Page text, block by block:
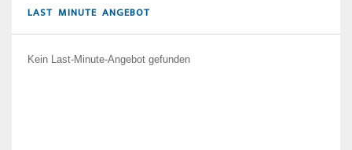
LAST MINUTE ANGEBOT
Kein Last-Minute-Angebot gefunden